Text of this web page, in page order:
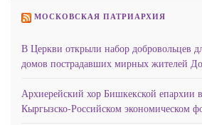
МОСКОВСКАЯ ПАТРИАРХИЯ
В Церкви открыли набор добровольцев
домов пострадавших мирных жителей
Архиерейский хор Бишкекской епархии
Кыргызско-Российском экономическом